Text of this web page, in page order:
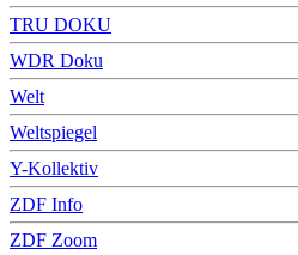
TRU DOKU
WDR Doku
Welt
Weltspiegel
Y-Kollektiv
ZDF Info
ZDF Zoom